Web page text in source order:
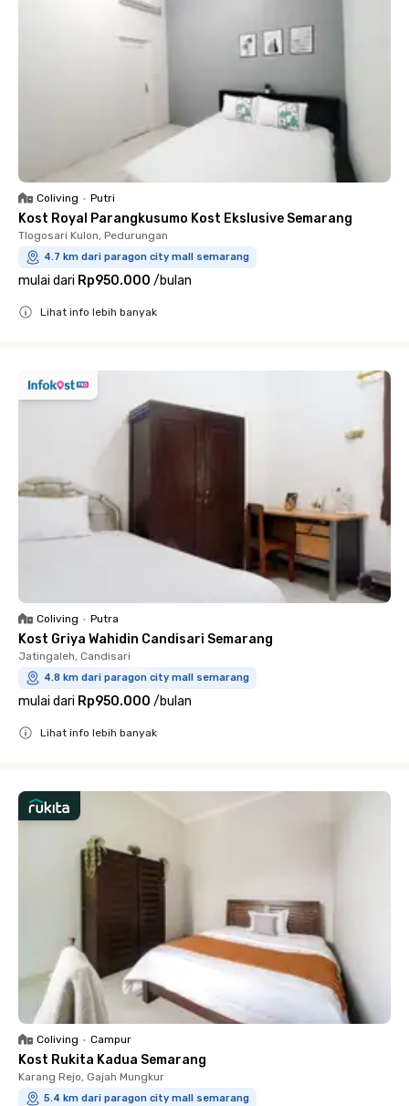
Coliving • Putri
Kost Royal Parangkusumo Kost Ekslusive Semarang
Tlogosari Kulon, Pedurungan
4.7 km dari paragon city mall semarang
mulai dari Rp950.000 /bulan
Lihat info lebih banyak
Coliving • Putra
Kost Griya Wahidin Candisari Semarang
Jatingaleh, Candisari
4.8 km dari paragon city mall semarang
mulai dari Rp950.000 /bulan
Lihat info lebih banyak
Coliving • Campur
Kost Rukita Kadua Semarang
Karang Rejo, Gajah Mungkur
5.4 km dari paragon city mall semarang